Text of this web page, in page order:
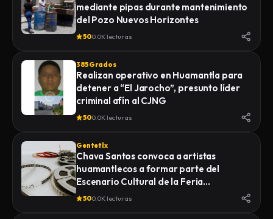
LA FISCALÍA GENERAL DE JUSTICIA DEL
ESTADO (FGJE) INICIÓ UNA CARPETA DE
INVESTIGACIÓN POR EL DELITO DE
HOMICIDIO CALIFICADO EN CONTRA DE
QUIEN O QUIENES RESULTEN
RESPONSABLES
mediante pipas durante mantenimiento
del Pozo Nuevos Horizontes
500.0K lecturas
385 Grados
Realizan operativo en Huamantla para
detener a “El Jarocho”, presunto líder
criminal afín al CJNG
500.0K lecturas
Gentetlx
Chava Santos convoca a artistas
huamantlecos a formar parte del
Escenario Cultural de la Feria
Internacional del Arte Efímero y la Dalia
500.0K lecturas